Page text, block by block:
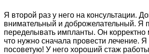
Я второй раз у него на консультации.
внимательный и доброжелательный. Я
переделывать импланты. Он корректно
что нужно сначала провести лечение. Я
посоветую! У него хороший стаж